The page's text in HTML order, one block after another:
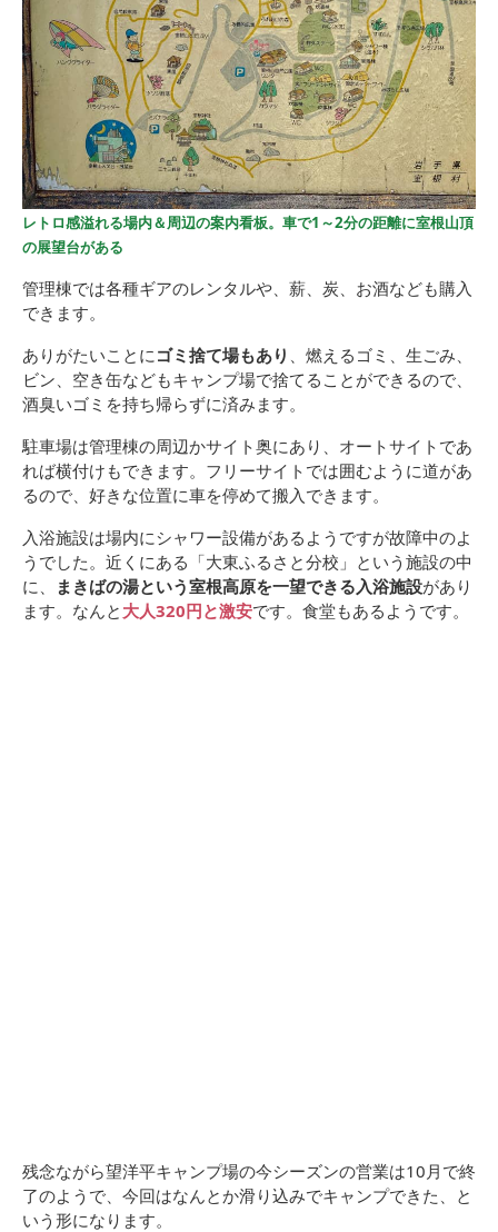
レトロ感溢れる場内＆周辺の案内看板。車で1～2分の距離に室根山頂
の展望台がある
管理棟では各種ギアのレンタルや、薪、炭、お酒なども購入
できます。
ありがたいことに ゴミ捨て場もあり
、燃えるゴミ、生ごみ、
ビン、空き缶などもキャンプ場で捨てることができるので、
酒臭いゴミを持ち帰らずに済みます。
駐車場は管理棟の周辺かサイト奥にあり、オートサイトであ
れば横付けもできます。フリーサイトでは囲むように道があ
るので、好きな位置に車を停めて搬入できます。
入浴施設は場内にシャワー設備があるようですが故障中のよ
うでした。近くにある「大東ふるさと分校」という施設の中
に、
まきばの湯という室根高原を一望できる入浴施設があり
ます。なんと 大人320円と激安です。食堂もあるようです。
残念ながら望洋平キャンプ場の今シーズンの営業は10月で終
了のようで、今回はなんとか滑り込みでキャンプできた、と
いう形になります。